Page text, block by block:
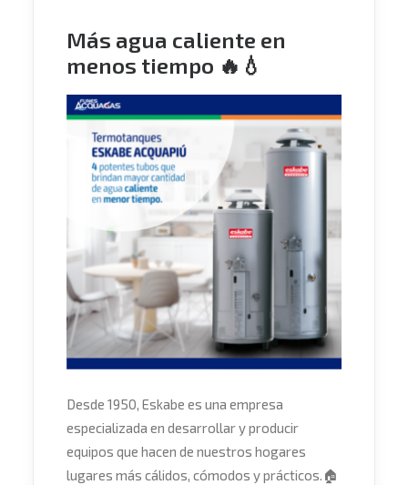
Más agua caliente en
menos tiempo 🔥💧
Desde 1950, Eskabe es una empresa
especializada en desarrollar y producir
equipos que hacen de nuestros hogares
lugares más cálidos, cómodos y prácticos. 🏠